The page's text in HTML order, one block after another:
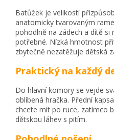
Batůžek je velikostí
anatomicky tvarovaným
pohodlně na zádech a dítě si
potřebné. Nízká hmotnost
zbytečně nezatěžuje dětská
Praktický na každý
Do hlavní komory se vejde
oblíbená hračka. Přední
chcete mít po ruce, zatímco
dětskou láhev s pitím.